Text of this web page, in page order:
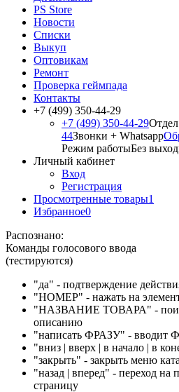
PS Store
Новости
Списки
Выкуп
Оптовикам
Ремонт
Проверка геймпада
Контакты
+7 (499) 350-44-29
+7 (499) 350-44-29
44Звонки + Whatsapp
Режим работыБез
Личный кабинет
Вход
Регистрация
Просмотренные товары1
Избранное0
Распознано:
Команды голосового ввода
(тестируются)
"да" - подтверждение
"НОМЕР" - нажать на
"НАЗВАНИЕ ТОВАРА" -
описанию
"написать ФРАЗУ" - вводит
"вниз | вверх | в начало | в
"закрыть" - закрыть меню
"назад | вперед" - переход
страницу